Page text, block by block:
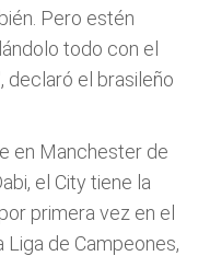
Pero estén
todo con el
declaró el brasileño
en Manchester de
el City tiene la
primera vez en el
Liga de Campeones,